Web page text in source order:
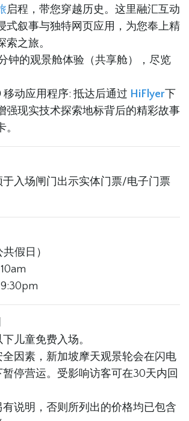
启程，带您穿越历史。这里融汇互动
式叙事与独特网页应用，为您奉上精
索之旅。
钟的观景舱体验（共享舱），尽览
移动应用程序: 抵达后通过 HiFlyer下
强现实技术探索地标背后的精彩故事
于入场闸门出示实体门票/电子门票
假日）
儿童免费入场。
全因素，新加坡摩天观景轮会在闪电
暂停营运。受影响访客可在30天内回
有说明，否则所列出的价格均已包含